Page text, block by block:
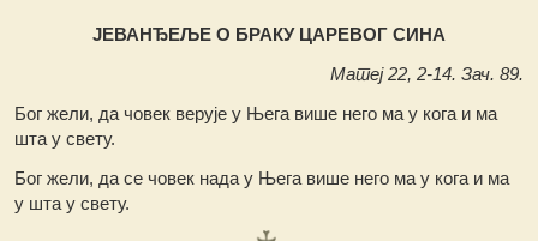
ЈЕВАНЂЕЉЕ О БРАКУ ЦАРЕВОГ СИНА
Матеј 22, 2-14. Зач. 89.
Бог жели, да човек верује у Њега више него ма у кога и ма
шта у свету.
Бог жели, да се човек нада у Њега више него ма у кога и ма
у шта у свету.